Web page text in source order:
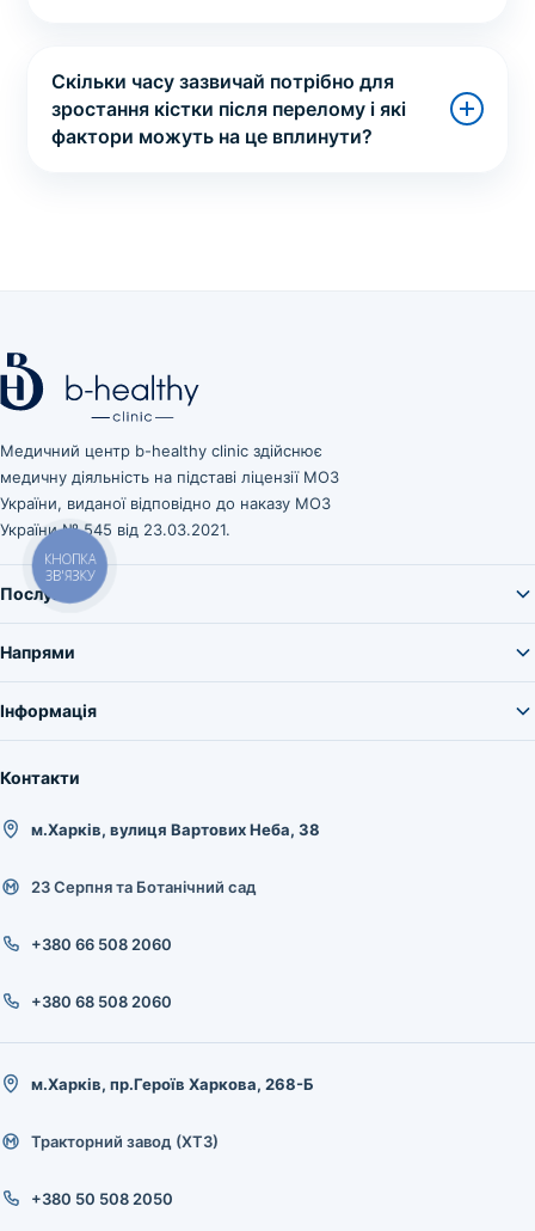
Скільки часу зазвичай потрібно для
зростання кістки після перелому і які
фактори можуть на це вплинути?
Медичний центр b-healthy clinic здійснює
медичну діяльність на підставі ліцензії МОЗ
України, виданої відповідно до наказу МОЗ
України № 545 від 23.03.2021.
Послуги
Напрями
Інформація
Контакти
м.Харків, вулиця Вартових Неба, 38
23 Серпня та Ботанічний сад
+380 66 508 2060
+380 68 508 2060
м.Харків, пр.Героїв Харкова, 268-Б
Тракторний завод (ХТЗ)
+380 50 508 2050
КНОПКА
ЗВ'ЯЗКУ